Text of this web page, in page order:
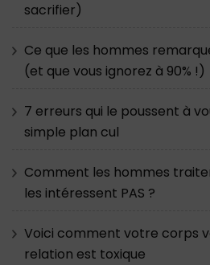
sacrifier)
Ce que les hommes
(et que vous ignorez à 90% !)
7 erreurs qui le poussent à
simple plan cul
Comment les hommes
les intéressent PAS ?
Voici comment votre corps
relation est toxique